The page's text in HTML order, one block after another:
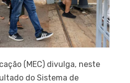
(MEC) divulga, neste
do Sistema de